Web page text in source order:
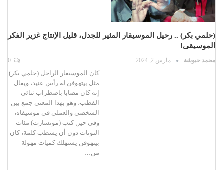
(حلمي بكر) .. رحيل الموسيقار المثير للجدل، قليل الإنتاج غزير الفكر
الموسيقى!
محمد حبوشة مارس 2, 2024
كان الموسيقار الراحل (حلمي بكر)
مثل بيتهوفن له رأس عنيد، ويقال
إنه كان مصابا باضطراب ثنائي
القطب، وهو بهذا المعنى جمع بين
الشخصي والعملي في موسيقاه،
وفي حين كتب (موتسارت) مئات
النوتات دون أن يشطب كلمة، كان
بيتهوفن يستهلك كميات مهولة
من…